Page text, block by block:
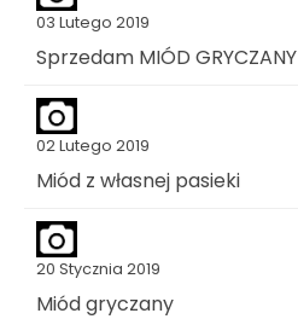
03 Lutego 2019
Sprzedam MIÓD GRYCZANY
02 Lutego 2019
Miód z własnej pasieki
20 Stycznia 2019
Miód gryczany